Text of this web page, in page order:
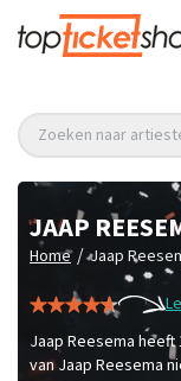
Zoeken naar
JAAP
Home / Jaap
Jaap Reesema
van Jaap Reesema